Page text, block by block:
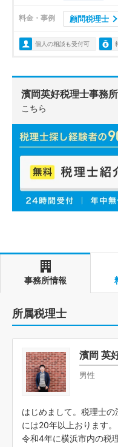
料金・事例 顧問税理士
個人の相談も受付可
濱岡英好税理士事務所
こちら
事務所情報
所属税理士
濱岡 英
男性
はじめまして。税理士
には20年以上おります。
令和4年に横浜市内の税